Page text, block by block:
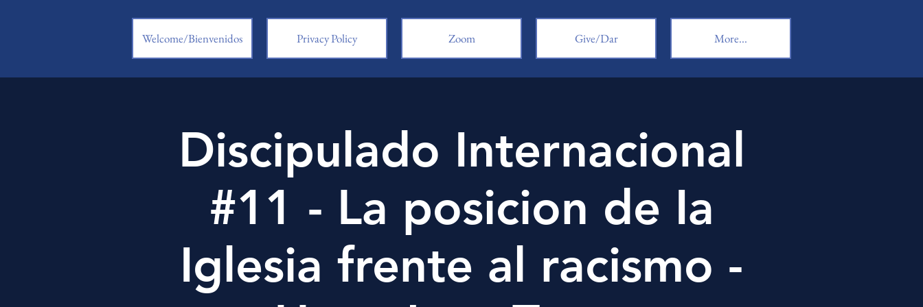
Welcome/Bienvenidos Privacy Policy Zoom Give/Dar More...
Discipulado Internacional
#11 - La posicion de Ia
Iglesia frente al racismo -